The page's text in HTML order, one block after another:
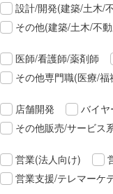
設計/開発(建築/土木/
その他(建築/土木/不
医師/看護師/薬剤師
その他専門職(医療/福
店舗開発 バイ
その他販売/サービス
営業(法人向け)
営業支援/テレマーケ